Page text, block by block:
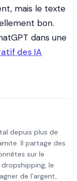
mais le texte
bon.
dans une
des IA
depuis plus de
Il partage des
sur le
le
de l'argent,